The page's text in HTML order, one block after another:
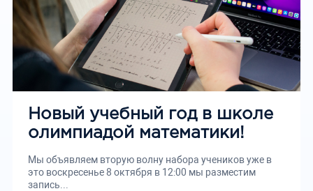
Новый учебный год в школе
олимпиадой математики!
Мы объявляем вторую волну набора учеников уже в
это воскресенье 8 октября в 12:00 мы разместим
запись...